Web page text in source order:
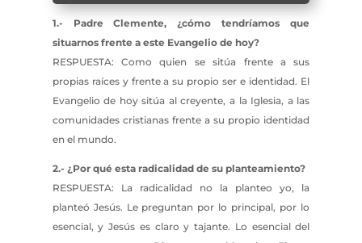
1.- Padre Clemente, ¿cómo tendríamos que
situarnos frente a este Evangelio de hoy?
RESPUESTA: Como quien se sitúa frente a sus
propias raíces y frente a su propio ser e identidad. El
Evangelio de hoy sitúa al creyente, a la Iglesia, a las
comunidades cristianas frente a su propio identidad
en el mundo.
2.- ¿Por qué esta radicalidad de su planteamiento?
RESPUESTA: La radicalidad no la planteo yo, la
planteó Jesús. Le preguntan por lo principal, por lo
esencial, y Jesús es claro y tajante. Lo esencial del